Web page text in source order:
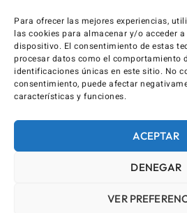
Para ofrecer las mejores experiencias,
las cookies para almacenar y/o acceder
dispositivo. El consentimiento de estas
procesar datos como el comportamiento
identificaciones únicas en este sitio. No
consentimiento, puede afectar
características y funciones.
ACEPTAR
DENEGAR
VER